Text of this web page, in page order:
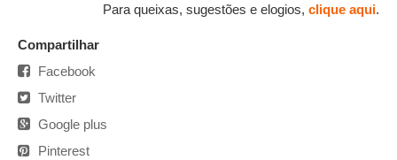
Para queixas, sugestões e elogios, clique aqui.
Compartilhar
Facebook
Twitter
Google plus
Pinterest